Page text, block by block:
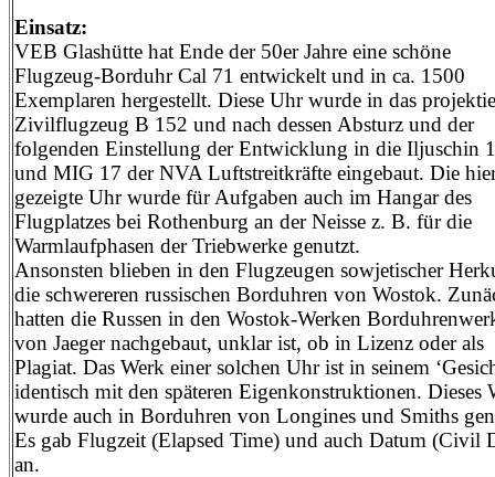
Einsatz:
VEB Glashütte hat Ende der 50er Jahre eine schöne
Flugzeug-Borduhr Cal 71 entwickelt und in ca. 1500
Exemplaren hergestellt. Diese Uhr wurde in das
Zivilflugzeug B 152 und nach dessen Absturz und der
folgenden Einstellung der Entwicklung in die Iljuschin
und MIG 17 der NVA Luftstreitkräfte eingebaut. Die
gezeigte Uhr wurde für Aufgaben auch im Hangar des
Flugplatzes bei Rothenburg an der Neisse z. B. für die
Warmlaufphasen der Triebwerke genutzt.
Ansonsten blieben in den Flugzeugen sowjetischer
die schwereren russischen Borduhren von Wostok.
hatten die Russen in den Wostok-Werken
von Jaeger nachgebaut, unklar ist, ob in Lizenz oder als
Plagiat. Das Werk einer solchen Uhr ist in seinem
identisch mit den späteren Eigenkonstruktionen. Dieses
wurde auch in Borduhren von Longines und Smiths
Es gab Flugzeit (Elapsed Time) und auch Datum (Civil
an.